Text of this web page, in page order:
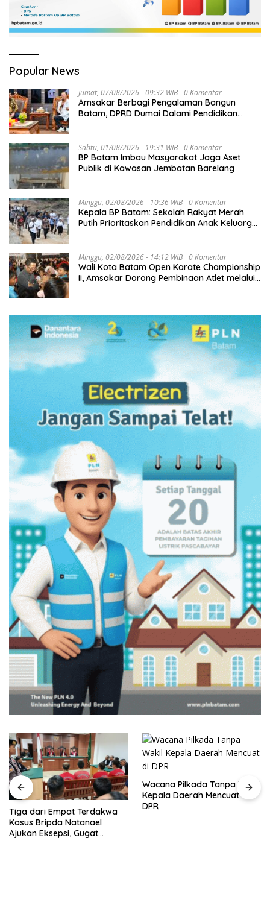
Popular News
Jumat, 07/08/2026 - 09:32 WIB 0 Komentar
Amsakar Berbagi Pengalaman Bangun
Batam, DPRD Dumai Dalami Pendidikan
Sabtu, 01/08/2026 - 19:31 WIB 0 Komentar
BP Batam Imbau Masyarakat Jaga Aset
Publik di Kawasan Jembatan Barelang
Minggu, 02/08/2026 - 10:36 WIB 0 Komentar
Kepala BP Batam: Sekolah Rakyat Merah
Putih Prioritaskan Pendidikan Anak Keluarga
Minggu, 02/08/2026 - 14:12 WIB 0 Komentar
Wali Kota Batam Open Karate Championship
II, Amsakar Dorong Pembinaan Atlet melalui
Tiga dari Empat Terdakwa
Kasus Bripda Natanael
Ajukan Eksepsi, Gugat
Wacana Pilkada Tanpa Wakil
Kepala Daerah Mencuat di
DPR